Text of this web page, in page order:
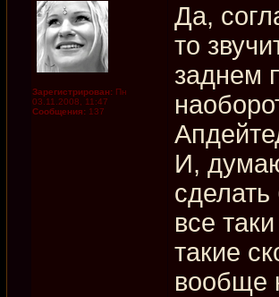
Зарегистрирован: Пн
03.11.2008, 11:47
Сообщения: 137
Да,
то
заднем
И,
все
такие
вообще